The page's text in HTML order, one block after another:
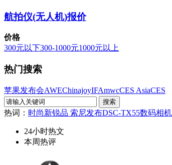
航拍仪(无人机)报价
价格
300元以下300-1000元1000元以上
热门搜索
苹果发布会AWEChinajoyIFAmwcCES AsiaCES
热词： 时尚新锐品 索尼发布DSC-TX55数码相机
24小时热文
本周热评